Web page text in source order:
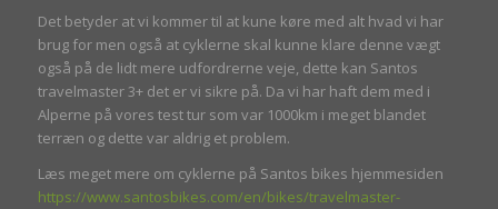
Det betyder at vi kommer til at kune køre med alt hvad vi har
brug for men også at cyklerne skal kunne klare denne vægt
også på de lidt mere udfordrerne veje, dette kan Santos
travelmaster 3+ det er vi sikre på. Da vi har haft dem med i
Alperne på vores test tur som var 1000km i meget blandet
terræn og dette var aldrig et problem.
Læs meget mere om cyklerne på Santos bikes hjemmesiden
https://www.santosbikes.com/en/bikes/travelmaster-